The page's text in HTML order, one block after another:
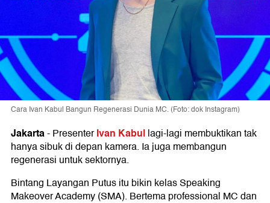
Cara Ivan Kabul Bangun Regenerasi Dunia MC. (Foto: dok Instagram)
Jakarta-PresenterIvan Kabullagi-lagi membuktikan tak
hanya sibuk di depan kamera. Ia juga membangun
regenerasi untuk sektornya.
Bintang Layangan Putus itu bikin kelas Speaking
Makeover Academy (SMA). Bertema professional MC dan